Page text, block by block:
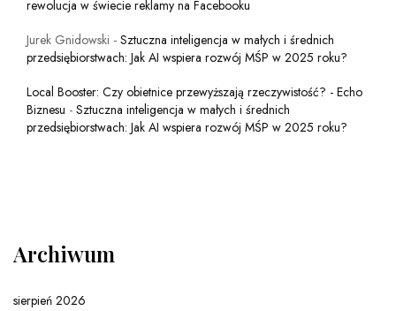
rewolucja w świecie reklamy na Facebooku
Jurek Gnidowski - Sztuczna inteligencja w małych i średnich
przedsiębiorstwach: Jak AI wspiera rozwój MŚP w 2025 roku?
Local Booster: Czy obietnice przewyższają rzeczywistość? - Echo
Biznesu - Sztuczna inteligencja w małych i średnich
przedsiębiorstwach: Jak AI wspiera rozwój MŚP w 2025 roku?
Archiwum
sierpień 2026